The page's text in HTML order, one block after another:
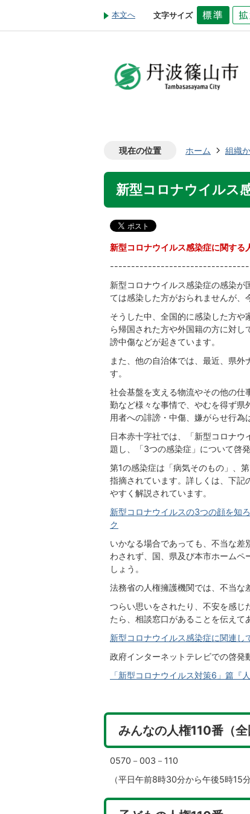
本文へ 文字サイズ
現在の位置 ホーム 組織
新型コロナウイルス
新型コロナウイルス感染症に関する
新型コロナウイルス感染症の感染
ては感染した方がおられませんが、
そうした中、全国的に感染した方
ら帰国された方や外国籍の方に対
謗中傷などが起きています。
また、他の自治体では、最近、県
す。
社会基盤を支える物流やその他の仕
勤など様々な事情で、やむを得ず県
用者への誹謗・中傷、嫌がらせ行為
日本赤十字社では、「新型コロナ
題し、「3つの感染症」について啓発
第1の感染症は「病気そのもの」、
指摘されています。詳しくは、下記
やすく解説されています。
新型コロナウイルスの3つの顔を知
ク
いかなる場合であっても、不当な
わされず、国、県及び本市ホームペ
しょう。
法務省の人権擁護機関では、不当な
つらい思いをされたり、不安を感じ
たら、相談窓口があることを伝えて
新型コロナウイルス感染症に関連し
政府インターネットテレビでの啓発
「新型コロナウイルス対策6」篇『
みんなの人権110番（全
0570－003－110
（平日午前8時30分から午後5時15分